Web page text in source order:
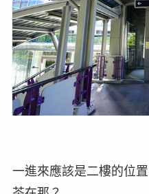
一進來應該是二樓的位